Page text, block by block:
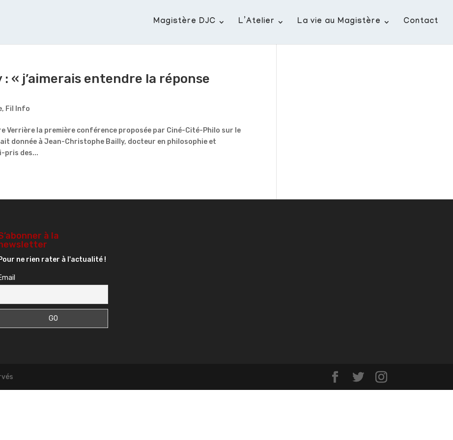
Magistère DJC L’Atelier La vie au Magistère Contact
« j’aimerais entendre la réponse
, Fil Info
Verrière la première conférence proposée par Ciné-Cité-Philo sur le
donnée à Jean-Christophe Bailly, docteur en philosophie et
pris des...
à la
ne rien rater à l'actualité !